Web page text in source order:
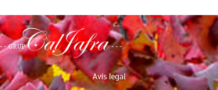
Avís legal